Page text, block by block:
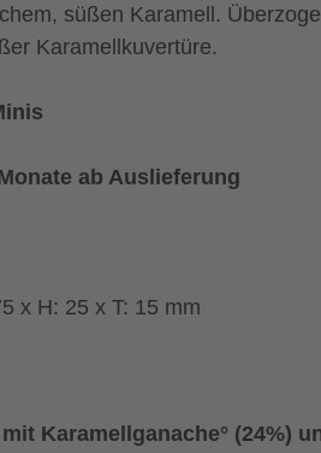
süßen Karamell.
Karamellkuvertüre.
ab Auslieferung
x H: 25 x T: 15 mm
Karamellganache° (24%)